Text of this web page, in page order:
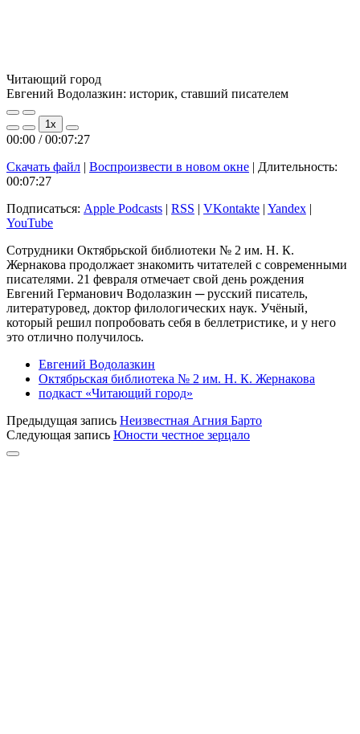
Читающий город
Евгений Водолазкин: историк, ставший писателем
Play
Episode
Pause
Episode
1x
00:00 / 00:07:27
Скачать файл | Воспроизвести в новом окне | Длительность:
00:07:27
Подписаться: Apple Podcasts | RSS | VKontakte | Yandex |
YouTube
Сотрудники Октябрьской библиотеки № 2 им. Н. К.
Жернакова продолжает знакомить читателей с современными
писателями. 21 февраля отмечает свой день рождения
Евгений Германович Водолазкин ─ русский писатель,
литературовед, доктор филологических наук. Учёный,
который решил попробовать себя в беллетристике, и у него
это отлично получилось.
Евгений Водолазкин
Октябрьская библиотека № 2 им. Н. К. Жернакова
подкаст «Читающий город»
Предыдущая запись Неизвестная Агния Барто
Следующая запись Юности честное зерцало
Прокрутка